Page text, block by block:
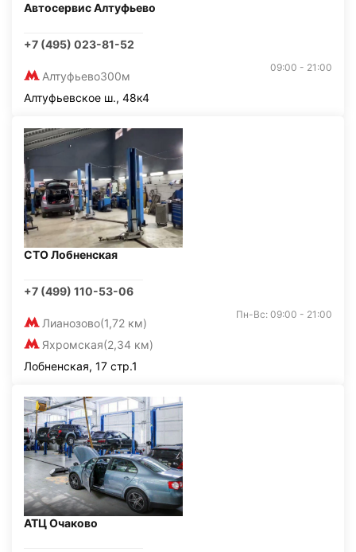
Автосервис Алтуфьево
+7 (495) 023-81-52
Алтуфьево300м
09:00 - 21:00
Алтуфьевское ш., 48к4
СТО Лобненская
+7 (499) 110-53-06
Лианозово(1,72 км)
Яхромская(2,34 км)
Пн-Вс: 09:00 - 21:00
Лобненская, 17 стр.1
АТЦ Очаково